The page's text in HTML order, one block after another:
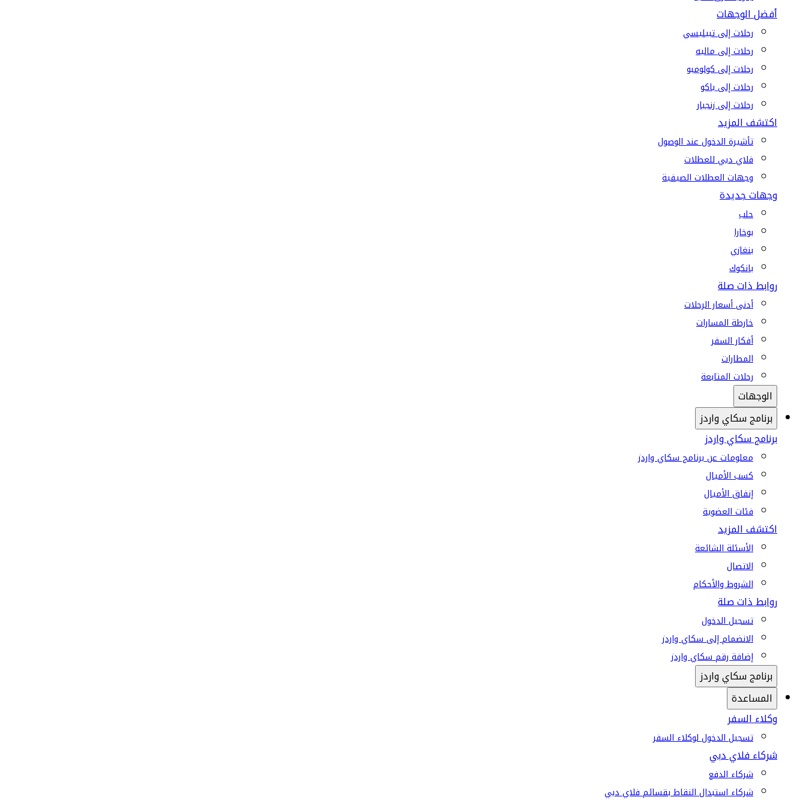
أفضل الوجهات
رحلات إلى تبيليسي
رحلات إلى ماليه
رحلات إلى كولومبو
رحلات إلى باكو
رحلات إلى زنجبار
اكتشف المزيد
تأشيرة الدخول عند الوصول
فلاي دبي للعطلات
وجهات العطلات الصيفية
وجهات جديدة
حلب
بوخارا
بنغازي
بانكوك
روابط ذات صلة
أدنى أسعار الرحلات
خارطة المسارات
أفكار السفر
المطارات
رحلات المتابعة
الوجهات
برنامج سكاي واردز
برنامج سكاي واردز
معلومات عن برنامج سكاي واردز
كسب الأميال
إنفاق الأميال
فئات العضوية
اكتشف المزيد
الأسئلة الشائعة
الاتصال
الشروط والأحكام
روابط ذات صلة
تسجيل الدخول
الانضمام إلى سكاي واردز
إضافة رقم سكاي واردز
برنامج سكاي واردز
المساعدة
وكلاء السفر
تسجيل الدخول لوكلاء السفر
شركاء فلاي دبي
شركاء الدفع
شركاء استبدال النقاط بقسائم فلاي دبي